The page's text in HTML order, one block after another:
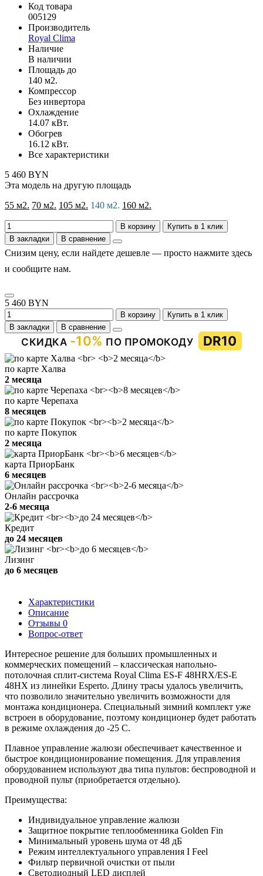
Код товара
005129
Производитель
Royal Clima
Наличие
В наличии
Площадь до
140 м2.
Компрессор
Без инвертора
Охлаждение
14.07 кВт.
Обогрев
16.12 кВт.
Все характеристики
5 460 BYN
Эта модель на другую площадь
55 м2. 70 м2. 105 м2. 140 м2. 160 м2.
В корзину
Купить в 1 клик
В закладки
В сравнение
Снизим цену, если найдете дешевле — просто нажмите здесь
и сообщите нам.
5 460 BYN
В корзину
Купить в 1 клик
В закладки
В сравнение
СКИДКА -10% ПО ПРОМОКОДУ DR10
по карте Халва
2 месяца
по карте Черепаха
8 месяцев
по карте Покупок
2 месяца
карта ПриорБанк
6 месяцев
Онлайн рассрочка
2-6 месяца
Кредит
до 24 месяцев
Лизинг
до 6 месяцев
Характеристики
Описание
Отзывы 0
Вопрос-ответ
Интересное решение для больших промышленных и
коммерческих помещений – классическая напольно-
потолочная сплит-система Royal Clima ES-F 48HRX/ES-E
48HX из линейки Esperto. Длину трасы удалось увеличить,
что позволило значительно увеличить возможности для
монтажа кондиционера. Специальный зимний комплект уже
встроен в оборудование, поэтому кондиционер будет работать
в режиме охлаждения до -25 C.
Плавное управление жалюзи обеспечивает качественное и
быстрое кондиционирование помещения. Для управления
оборудованием используют два типа пультов: беспроводной и
проводной пульт (приобретается отдельно).
Преимущества:
Индивидуальное управление жалюзи
Защитное покрытие теплообменника Golden Fin
Минимальный уровень шума от 48 дБ
Режим интеллектуального управления I Feel
Фильтр первичной очистки от пыли
Светодиодный LED дисплей